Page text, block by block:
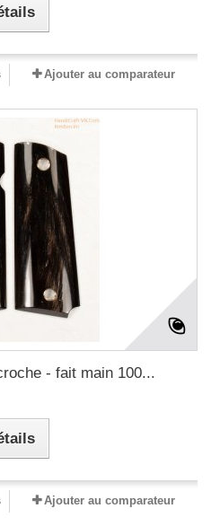
Ajouter au comparateur
- fait main 100...
Ajouter au comparateur